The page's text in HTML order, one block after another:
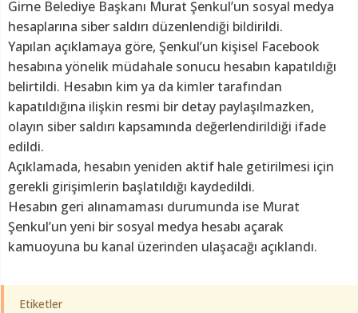
Girne Belediye Başkanı Murat Şenkul’un sosyal medya
hesaplarına siber saldırı düzenlendiği bildirildi.
Yapılan açıklamaya göre, Şenkul’un kişisel Facebook
hesabına yönelik müdahale sonucu hesabın kapatıldığı
belirtildi. Hesabın kim ya da kimler tarafından
kapatıldığına ilişkin resmi bir detay paylaşılmazken,
olayın siber saldırı kapsamında değerlendirildiği ifade
edildi.
Açıklamada, hesabın yeniden aktif hale getirilmesi için
gerekli girişimlerin başlatıldığı kaydedildi.
Hesabın geri alınamaması durumunda ise Murat
Şenkul’un yeni bir sosyal medya hesabı açarak
kamuoyuna bu kanal üzerinden ulaşacağı açıklandı.
Etiketler